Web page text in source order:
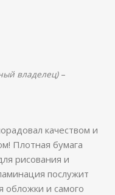
владелец) –
качеством и
Плотная бумага
рисования и
послужит
и самого